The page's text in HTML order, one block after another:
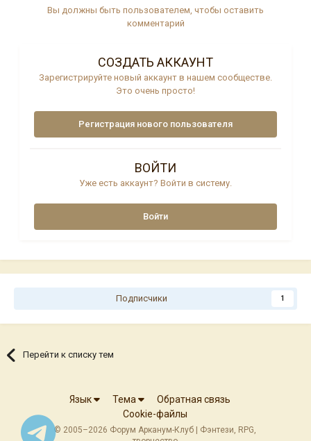
Вы должны быть пользователем, чтобы оставить
комментарий
СОЗДАТЬ АККАУНТ
Зарегистрируйте новый аккаунт в нашем сообществе.
Это очень просто!
Регистрация нового пользователя
ВОЙТИ
Уже есть аккаунт? Войти в систему.
Войти
Подписчики 1
Перейти к списку тем
Язык Тема
Обратная связь
Cookie-файлы
© 2005–2026 Форум Арканум-Клуб | Фэнтези, RPG,